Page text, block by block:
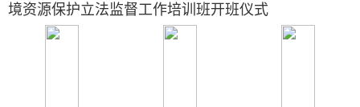
境资源保护立法监督工作培训班开班仪式